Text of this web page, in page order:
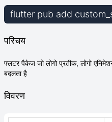
flutter pub add
परिचय
फ्लटर पैकेज जो लोगो प्रतीक, लोगो
बदलता है
विवरण